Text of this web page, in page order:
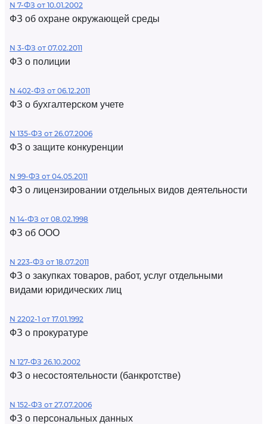
N 7-ФЗ от 10.01.2002
ФЗ об охране окружающей среды
N 3-ФЗ от 07.02.2011
ФЗ о полиции
N 402-ФЗ от 06.12.2011
ФЗ о бухгалтерском учете
N 135-ФЗ от 26.07.2006
ФЗ о защите конкуренции
N 99-ФЗ от 04.05.2011
ФЗ о лицензировании отдельных видов деятельности
N 14-ФЗ от 08.02.1998
ФЗ об ООО
N 223-ФЗ от 18.07.2011
ФЗ о закупках товаров, работ, услуг отдельными
видами юридических лиц
N 2202-1 от 17.01.1992
ФЗ о прокуратуре
N 127-ФЗ 26.10.2002
ФЗ о несостоятельности (банкротстве)
N 152-ФЗ от 27.07.2006
ФЗ о персональных данных